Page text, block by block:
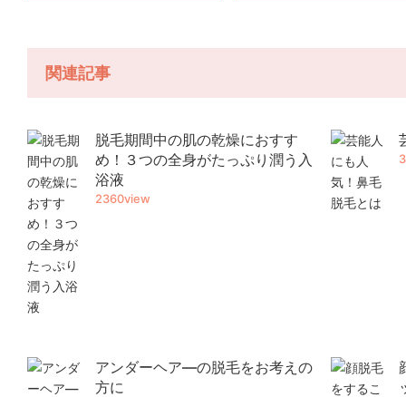
関連記事
脱毛期間中の肌の乾燥におすす
め！３つの全身がたっぷり潤う入
浴液
2360view
アンダーヘア―の脱毛をお考えの
方に